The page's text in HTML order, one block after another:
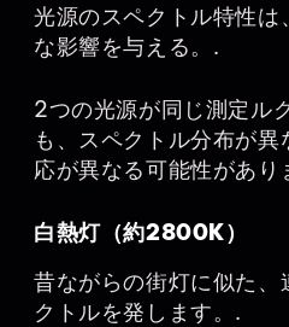
光源のスペクトル特性
な影響を与える。.
2つの光源が同じ測定ル
も、スペクトル分布が
応が異なる可能性があり
白熱灯（約2800K）
昔ながらの街灯に似た
クトルを発します。.